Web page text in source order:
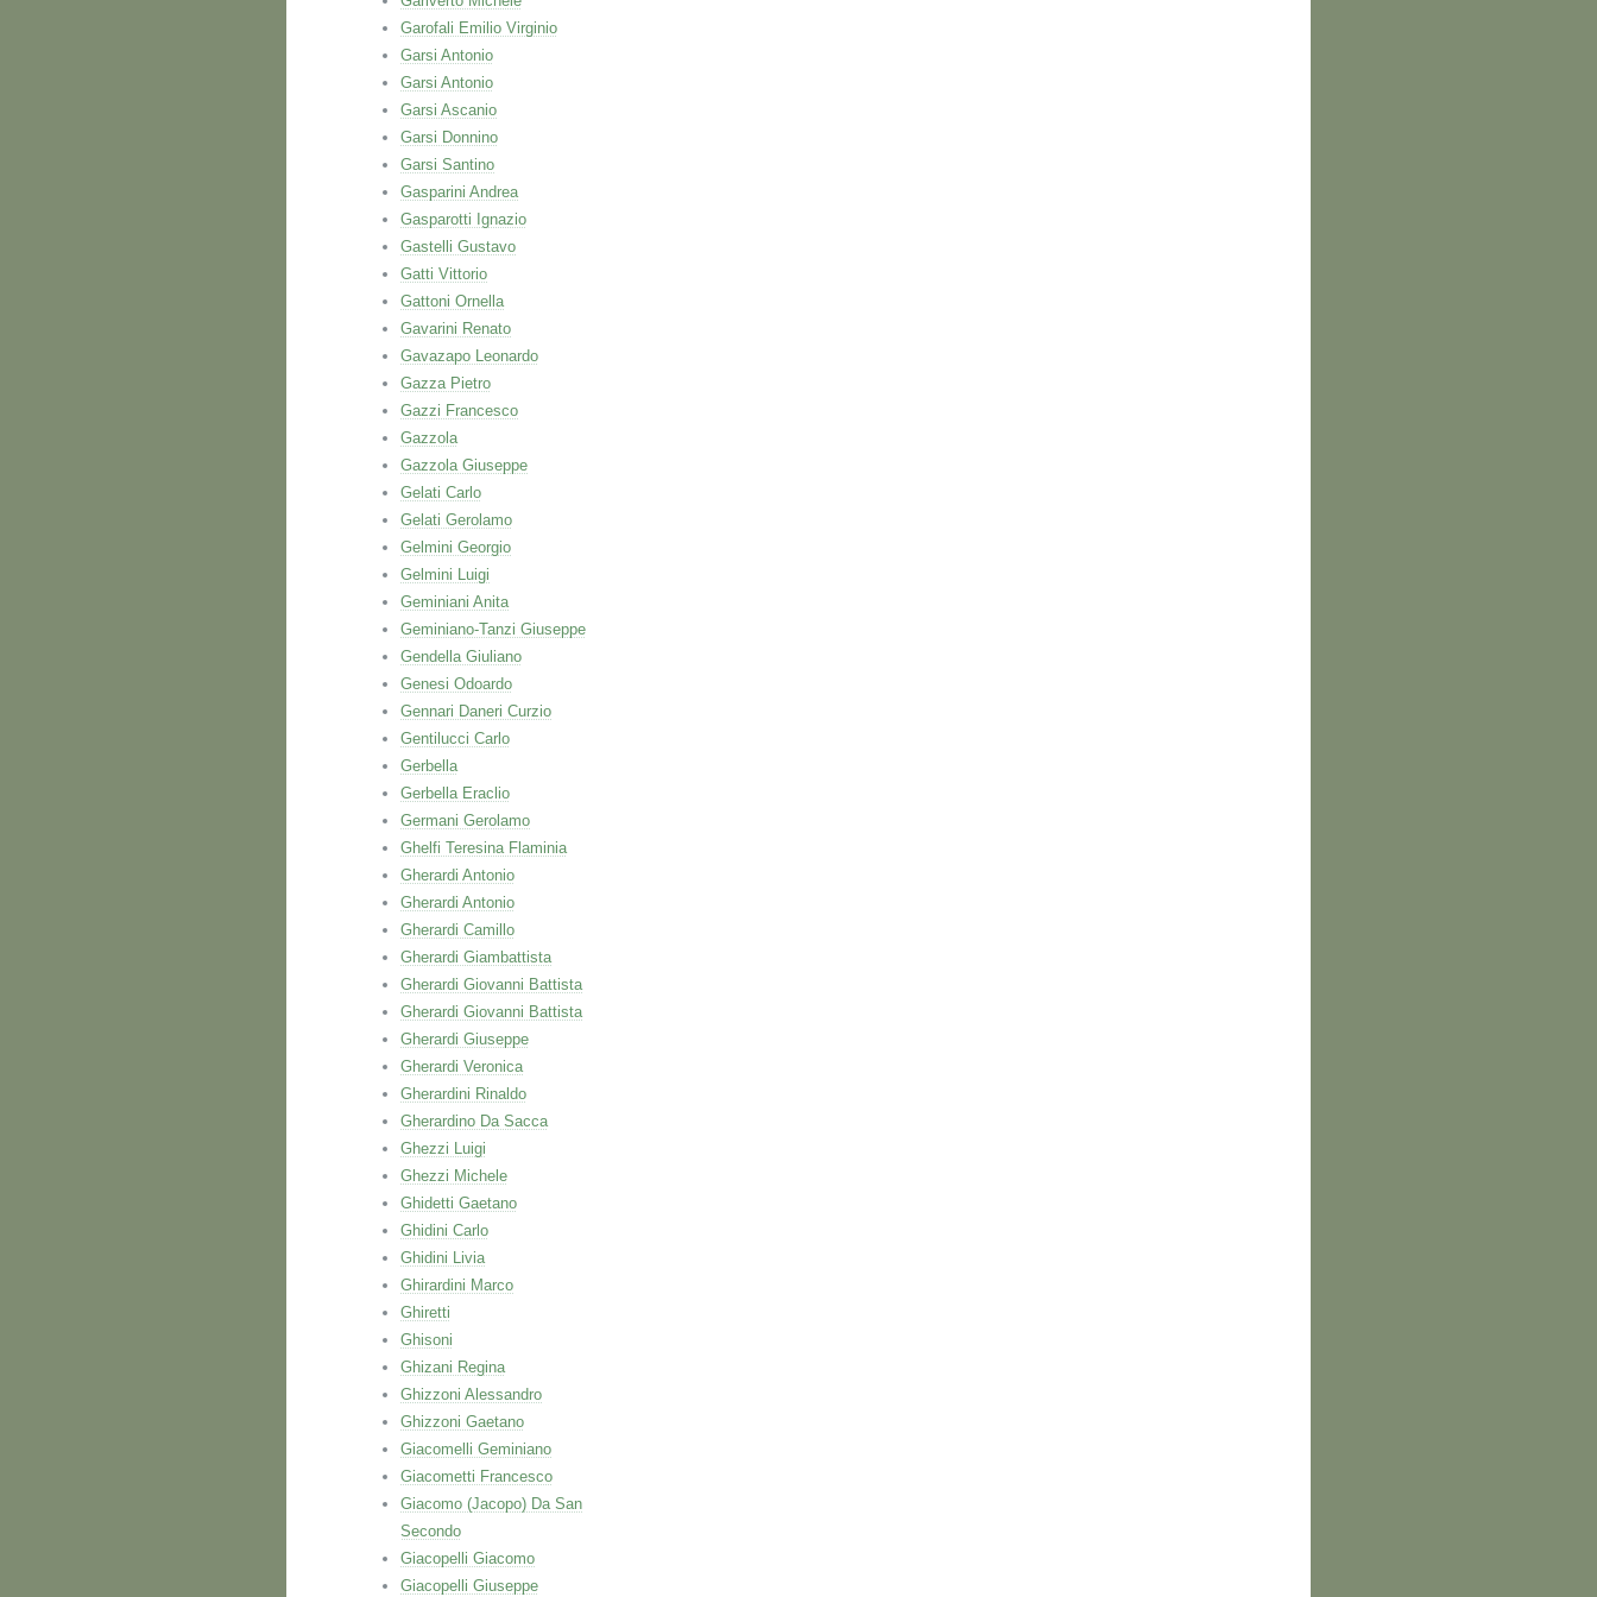
Garofali Emilio Virginio
Garsi Antonio
Garsi Antonio
Garsi Ascanio
Garsi Donnino
Garsi Santino
Gasparini Andrea
Gasparotti Ignazio
Gastelli Gustavo
Gatti Vittorio
Gattoni Ornella
Gavarini Renato
Gavazapo Leonardo
Gazza Pietro
Gazzi Francesco
Gazzola
Gazzola Giuseppe
Gelati Carlo
Gelati Gerolamo
Gelmini Georgio
Gelmini Luigi
Geminiani Anita
Geminiano-Tanzi Giuseppe
Gendella Giuliano
Genesi Odoardo
Gennari Daneri Curzio
Gentilucci Carlo
Gerbella
Gerbella Eraclio
Germani Gerolamo
Ghelfi Teresina Flaminia
Gherardi Antonio
Gherardi Antonio
Gherardi Camillo
Gherardi Giambattista
Gherardi Giovanni Battista
Gherardi Giovanni Battista
Gherardi Giuseppe
Gherardi Veronica
Gherardini Rinaldo
Gherardino Da Sacca
Ghezzi Luigi
Ghezzi Michele
Ghidetti Gaetano
Ghidini Carlo
Ghidini Livia
Ghirardini Marco
Ghiretti
Ghisoni
Ghizani Regina
Ghizzoni Alessandro
Ghizzoni Gaetano
Giacomelli Geminiano
Giacometti Francesco
Giacomo (Jacopo) Da San
Secondo
Giacopelli Giacomo
Giacopelli Giuseppe